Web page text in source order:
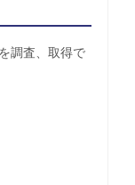
調査、取得で